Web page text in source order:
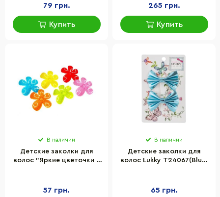
79 грн.
Купить
265 грн.
Купить
В наличии
Детские заколки для
волос "Яркие цветочки в
57 грн.
В наличии
Детские заколки для
волос Lukky T24067(Blue)
65 грн.